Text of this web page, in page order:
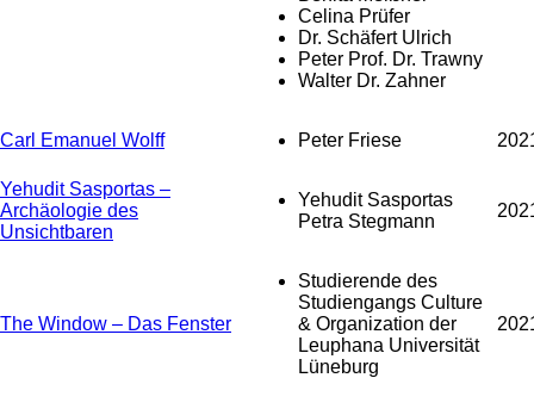
Celina Prüfer
Dr. Schäfert Ulrich
Peter Prof. Dr. Trawny
Walter Dr. Zahner
Carl Emanuel Wolff Peter Friese
Yehudit Sasportas –
Archäologie des
Unsichtbaren
Yehudit Sasportas
Petra Stegmann
The Window – Das Fenster
Studierende des
Studiengangs Culture
& Organization der
Leuphana Universität
Lüneburg